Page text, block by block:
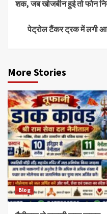
शक, जब खोजबीन हुई तो फोन
पेट्रोल टैंकर ट्रक में लगी
More Stories
Blog